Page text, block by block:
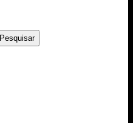
Pesquisar